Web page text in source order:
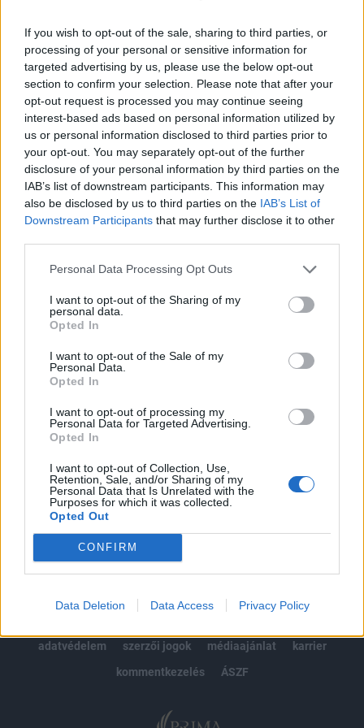
If you wish to opt-out of the sale, sharing to third parties, or
processing of your personal or sensitive information for
targeted advertising by us, please use the below opt-out
section to confirm your selection. Please note that after your
opt-out request is processed you may continue seeing
interest-based ads based on personal information utilized by
us or personal information disclosed to third parties prior to
your opt-out. You may separately opt-out of the further
disclosure of your personal information by third parties on the
IAB’s list of downstream participants. This information may
also be disclosed by us to third parties on the IAB’s List of
Downstream Participants that may further disclose it to other
Personal Data Processing Opt Outs
I want to opt-out of the Sharing of my
personal data.
Opted In
I want to opt-out of the Sale of my
Personal Data.
Opted In
I want to opt-out of processing my
Personal Data for Targeted Advertising.
Opted In
I want to opt-out of Collection, Use,
Retention, Sale, and/or Sharing of my
Personal Data that Is Unrelated with the
Purposes for which it was collected.
Opted Out
CONFIRM
Data Deletion Data Access Privacy Policy
EUR/HUF (283,30 - 285,30): Tegnap a kereskedési órák
után elromlott az eddig kedvezőnek mondott hangulat és
majdnem 285-ig gyengült a forint az euróval szemben. A
mai napot innen folytatta a hazai deviza és a nap további
részében nem számítunk jelentős elmozdulásra a 283-285
sávból, hacsak nem történik váratlan esemény, vagy nem
változik meg a piac általános kockázatvállalási...
KEDVES OLVASÓNK!
regisztrációhoz kötött.
Az előfizetés a következőket tartalmazza:
Portfolio.hu teljes cikkarchívum
kötéslistái
Előfizetés
MÁR ELŐFIZETŐNK VAGY?BEJELENTKEZÉS
adatvédelem
szerzői jogok médiaajánlat
karrier
kommentkezelés
ÁSZF